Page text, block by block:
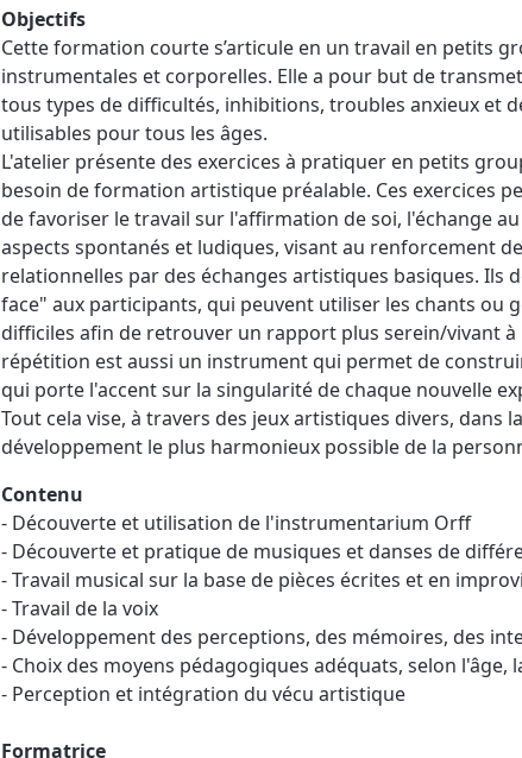
Objectifs
Cette formation courte s’articule en un travail en petits
instrumentales et corporelles. Elle a pour but de
tous types de difficultés, inhibitions, troubles anxieux et
utilisables pour tous les âges.
L'atelier présente des exercices à pratiquer en petits
besoin de formation artistique préalable. Ces exercices
de favoriser le travail sur l'affirmation de soi, l'échange
aspects spontanés et ludiques, visant au renforcement
relationnelles par des échanges artistiques basiques. Ils
face" aux participants, qui peuvent utiliser les chants ou
difficiles afin de retrouver un rapport plus serein/vivant
répétition est aussi un instrument qui permet de
qui porte l'accent sur la singularité de chaque nouvelle
Tout cela vise, à travers des jeux artistiques divers, dans
développement le plus harmonieux possible de la
Contenu
- Découverte et utilisation de l'instrumentarium Orff
- Découverte et pratique de musiques et danses de
- Travail musical sur la base de pièces écrites et en
- Travail de la voix
- Développement des perceptions, des mémoires, des
- Choix des moyens pédagogiques adéquats, selon l'âge,
- Perception et intégration du vécu artistique
Formatrice